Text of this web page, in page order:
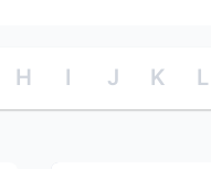
H I J K L